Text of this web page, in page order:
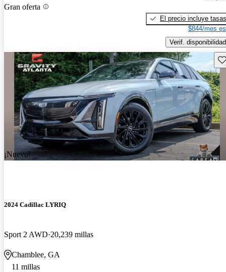
Gran oferta
El precio incluye tasas
$844/mes
Verif. disponibilidad
¡Nuevo!
2024 Cadillac LYRIQ
Sport 2 AWD 20,239 millas
Chamblee, GA
11 millas